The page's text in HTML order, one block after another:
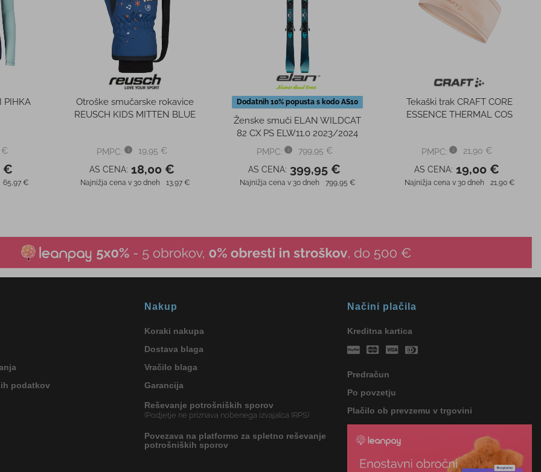
PIHKA
€
€
65,97 €
Otroške smučarske rokavice
REUSCH KIDS MITTEN BLUE
PMPC:
19,95 €
AS CENA: 18,00 €
Najnižja cena v 30 dneh 13,97 €
Ženske smuči ELAN WILDCAT
82 CX PS ELW11.0 2023/2024
Dodatnih 10% popusta s kodo AS10
PMPC:
799,95 €
AS CENA: 399,95 €
Najnižja cena v 30 dneh 799,95 €
Tekaški trak CRAFT CORE
ESSENCE THERMAL COS
PMPC:
21,90 €
AS CENA: 19,00 €
Najnižja cena v 30 dneh 21,90 €
podatkov
Nakup
Koraki nakupa
Dostava blaga
Vračilo blaga
Garancija
Reševanje potrošniških sporov
(Podjetje ne priznava nobenega izvajalca IRPS)
Povezava na platformo za spletno reševanje
potrošniških sporov
Načini plačila
Kreditna kartica
Predračun
Po povzetju
Plačilo ob prevzemu v trgovini